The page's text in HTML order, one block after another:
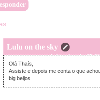
Lulu on the sky
segunda-feira, fevereiro 27,
Olá Thaís,
Assiste e depois me conta o que
big beijos